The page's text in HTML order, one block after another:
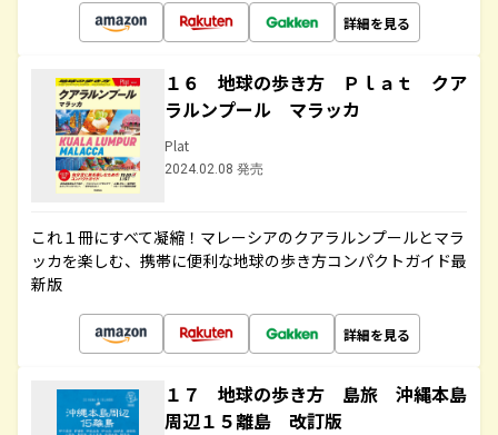
詳細を見る
１６ 地球の歩き方 Ｐｌａｔ クア
ラルンプール マラッカ
Plat
2024.02.08 発売
これ１冊にすべて凝縮！マレーシアのクアラルンプールとマラ
ッカを楽しむ、携帯に便利な地球の歩き方コンパクトガイド最
新版
詳細を見る
１７ 地球の歩き方 島旅 沖縄本島
周辺１５離島 改訂版